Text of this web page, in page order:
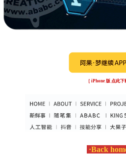
［ iPhone 版 点此下
·Back